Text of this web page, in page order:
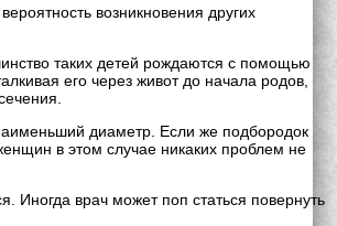
возникновения других
таких детей рождаются с помощью
его через живот до начала родов,
диаметр. Если же подбородок
в этом случае никаких проблем не
Иногда врач может поп статься повернуть